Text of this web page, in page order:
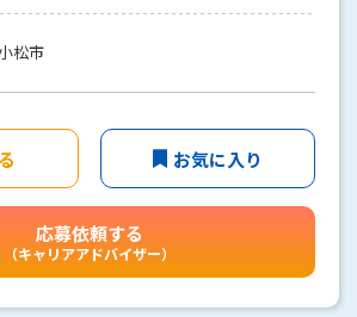
松市
応募依頼する
（キャリアアドバイザー）
お気に入り